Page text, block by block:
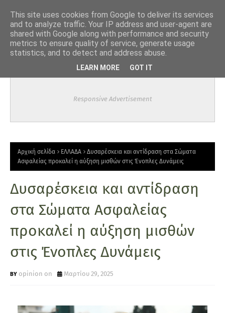
Responsive Advertisement
Αρχική σελίδα ΕΛΛΑΔΑ
Δυσαρέσκεια και αντίδραση στα Σώματα
Ασφαλείας προκαλεί η αύξηση μισθών στις Ένοπλες Δυνάμεις
Δυσαρέσκεια και αντίδραση
στα Σώματα Ασφαλείας
προκαλεί η αύξηση μισθών
στις Ένοπλες Δυνάμεις
opinion on Μαρτίου 29, 2025
This site uses cookies from Google to deliver its services
and to analyze traffic. Your IP address and user-agent are
shared with Google along with performance and security
metrics to ensure quality of service, generate usage
statistics, and to detect and address abuse.
LEARN MORE GOT IT